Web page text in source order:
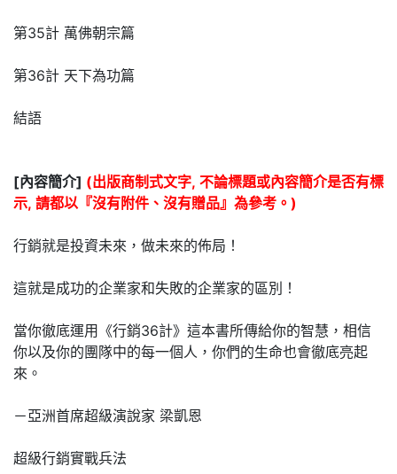
第35計 萬佛朝宗篇
第36計 天下為功篇
結語
[內容簡介] (出版商制式文字, 不論標題或內容簡介是否有標
示, 請都以『沒有附件、沒有贈品』為參考。)
行銷就是投資未來，做未來的佈局！
這就是成功的企業家和失敗的企業家的區別！
當你徹底運用《行銷36計》這本書所傳給你的智慧，相信
你以及你的團隊中的每一個人，你們的生命也會徹底亮起
來。
－亞洲首席超級演說家 梁凱恩
超級行銷實戰兵法